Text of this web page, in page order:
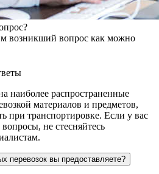
возникший вопрос как можно
наиболее распространенные
материалов и предметов,
при транспортировке. Если у вас
не стесняйтесь
перевозок вы предоставляете?